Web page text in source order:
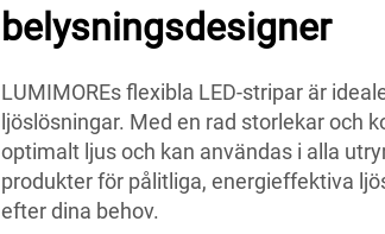
belysningsdesigner
LUMIMOREs flexibla LED-stripar är
ljöslösningar. Med en rad storlekar och
optimalt ljus och kan användas i alla
produkter för pålitliga, energieffektiva
efter dina behov.